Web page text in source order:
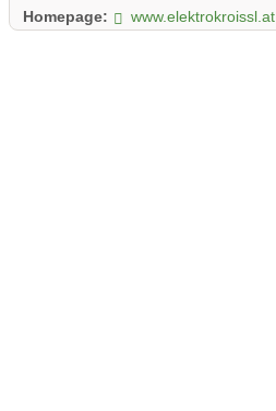
Homepage: www.elektrokroissl.at